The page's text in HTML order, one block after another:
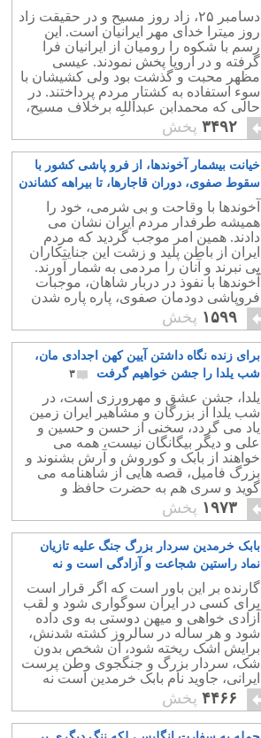
دسامبر ۲۵، زاد روز مسیح و در حقیقت زاد
روز میترا خدای مهر ایرانیان است. این
رسم با شکوه را رومیان از ایرانیان فرا
گرفته و در اروپا پخش نمودند. عیسی
مظهر محبت و گذشت بود ولی کشیشان با
سوء استفاده به کشتار مردم پرداختند. در
حالی که محمدابن عبدالله برخلاف مسیح،
خود مظهر جنایت و غارتگری و تجاوزبود.
۳۴۹۲ پخش
خیانت بیشمار آخوندها، از فرو پاشی کشور با
سقوط صفوی، دوران قاجارها، تا بیراهه کشاندن
انقلاب ۵۷
۱۶
آخوندها با وقاحت و بی شرمی، خود را
همیشه طرفدار مردم ایران نشان می
دادند. همین امر موجب گردید که مردم
ایران از باطن پلید و زشت این جنایتکاران
پی نبرند و آنان را مردمی به شمار آورند.
آخوندها با نفوذ در دربار شاهان، موجبات
فروپاشی دودمان صفوی، پاره پاره شدن
ایران در دوران قاجاریه، و جنایات اخیر
شدند.
۱۵۹۹ پخش
برای زنده نگاه داشتن آیین کهن اجدادی مان،
شب یلدا را جشن خواهیم گرفت
۳
یلدا، جشن عشق و مهرورزی است، در
شب یلدا از بزرگان و مشاهیر ایران زمین
یاد می گردد، سخنی از حسن و حسین و
علی و دیگر بیگانگان نیست، همه می
خواهند از بابک و کوروش و آرش بشنوند و
بزرگ فامیل، قصه هایی از شاهنامه می
گوید و سری هم به حضرت حافظ و
غزلیات دلنشین شان می زنند.
۱۹۷۳ پخش
بابک خرمدین سردار بزرگ جنگ علیه تازیان
نماد راستین شجاعت و آزادگی است و نه
حسین ابن علی قاتل ایرانیان
۱۰
گارنده بر این باور است که اگر قرار است
برای کسی در ایران سوگواری شود و لقب
آزادی خواهی و میهن دوستی به وی داده
شود و هر ساله در سالروز کشته شدنش،
برایش اشک ریخته شود، آن شخص بدون
شک، سردار بزرگ و جنگجوی وطن پرست
ایرانی، جاوید نام بابک خرمدین است نه
حسین ابن علی که قاتل ایرانیان بود.
۴۴۶۶ پخش